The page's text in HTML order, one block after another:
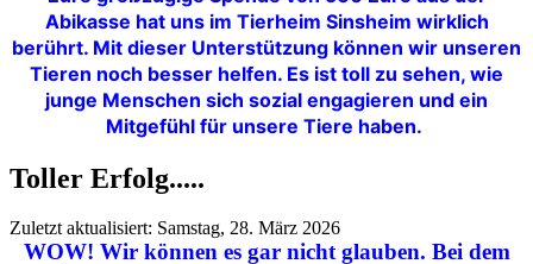
Abikasse hat uns im Tierheim Sinsheim wirklich
berührt. Mit dieser Unterstützung können wir unseren
Tieren noch besser helfen. Es ist toll zu sehen, wie
junge Menschen sich sozial engagieren und ein
Mitgefühl für unsere Tiere haben.
Toller Erfolg.....
Zuletzt aktualisiert: Samstag, 28. März 2026
WOW! Wir können es gar nicht glauben. Bei dem